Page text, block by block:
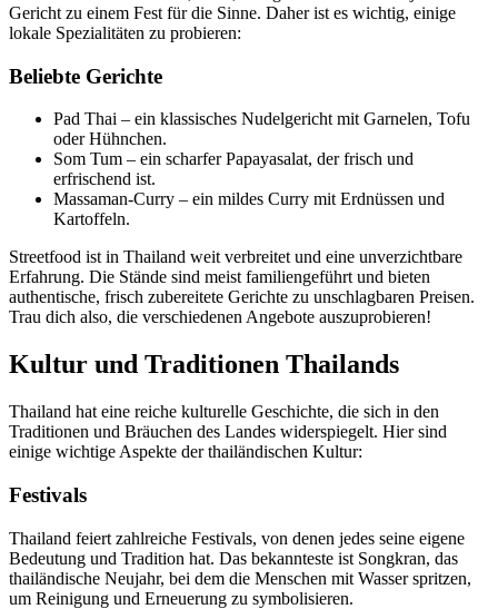
Gericht zu einem Fest für die Sinne. Daher ist es wichtig, einige
lokale Spezialitäten zu probieren:
Beliebte Gerichte
Pad Thai – ein klassisches Nudelgericht mit Garnelen, Tofu
oder Hühnchen.
Som Tum – ein scharfer Papayasalat, der frisch und
erfrischend ist.
Massaman-Curry – ein mildes Curry mit Erdnüssen und
Kartoffeln.
Streetfood ist in Thailand weit verbreitet und eine unverzichtbare
Erfahrung. Die Stände sind meist familiengeführt und bieten
authentische, frisch zubereitete Gerichte zu unschlagbaren Preisen.
Trau dich also, die verschiedenen Angebote auszuprobieren!
Kultur und Traditionen Thailands
Thailand hat eine reiche kulturelle Geschichte, die sich in den
Traditionen und Bräuchen des Landes widerspiegelt. Hier sind
einige wichtige Aspekte der thailändischen Kultur:
Festivals
Thailand feiert zahlreiche Festivals, von denen jedes seine eigene
Bedeutung und Tradition hat. Das bekannteste ist Songkran, das
thailändische Neujahr, bei dem die Menschen mit Wasser spritzen,
um Reinigung und Erneuerung zu symbolisieren.